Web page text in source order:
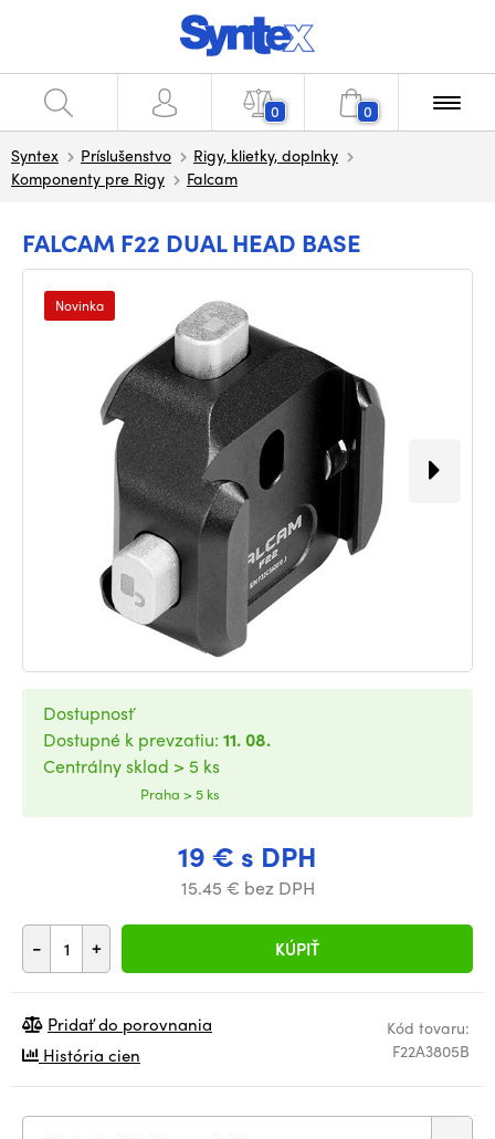
0 0
Syntex Príslušenstvo
Rigy, klietky, doplnky
Komponenty pre Rigy
Falcam
FALCAM F22 DUAL HEAD BASE
Novinka
19 € s DPH
15.45 € bez DPH
- + KÚPIŤ
Dostupnosť
Dostupné k prevzatiu: 11. 08.
Centrálny sklad > 5 ks
Praha > 5 ks
Kód tovaru:
F22A3805B
Pridať do porovnania
História cien